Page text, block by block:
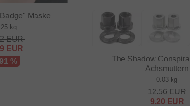
Maske
kg
EUR
EUR
%
The Shadow
Achsmuttern
0.03 kg
12.56EUR
9.20 EUR